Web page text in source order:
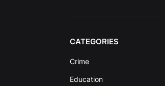
CATEGORIES
Crime
Education